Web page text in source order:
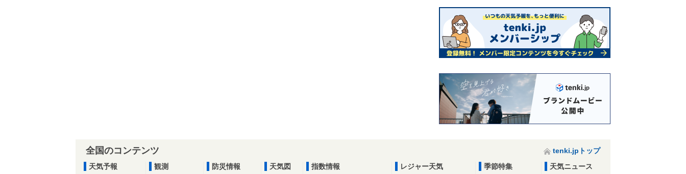
全国のコンテンツ
tenki.jpトップ
天気予報
観測
防災情報
天気図
指数情報
レジャー天気
季節特集
天気ニュース